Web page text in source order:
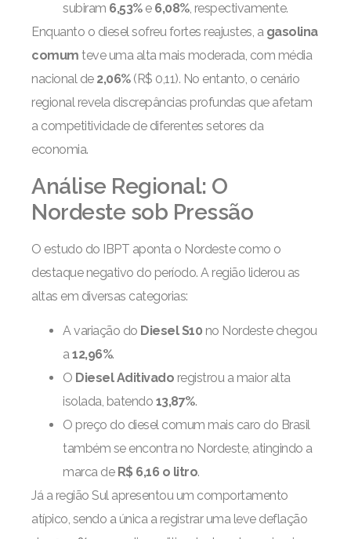
subiram 6,53%e 6,08%, respectivamente.
Enquanto o diesel sofreu fortes reajustes, a gasolina
comum teve uma alta mais moderada, com média
nacional de 2,06%(R$ 0,11). No entanto, o cenário
regional revela discrepâncias profundas que afetam
a competitividade de diferentes setores da
economia.
Análise Regional: O
Nordeste sob Pressão
O estudo do IBPT aponta o Nordeste como o
destaque negativo do período. A região liderou as
altas em diversas categorias:
A variação do Diesel S10 no Nordeste chegou
a12,96%.
O Diesel Aditivado registrou a maior alta
isolada, batendo 13,87%.
O preço do diesel comum mais caro do Brasil
também se encontra no Nordeste, atingindo a
marca de R$ 6,16 o litro.
Já a região Sul apresentou um comportamento
atípico, sendo a única a registrar uma leve deflação